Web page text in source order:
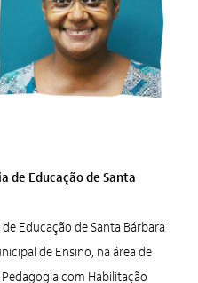
de Educação de Santa
Educação de Santa Bárbara
de Ensino, na área de
com Habilitação